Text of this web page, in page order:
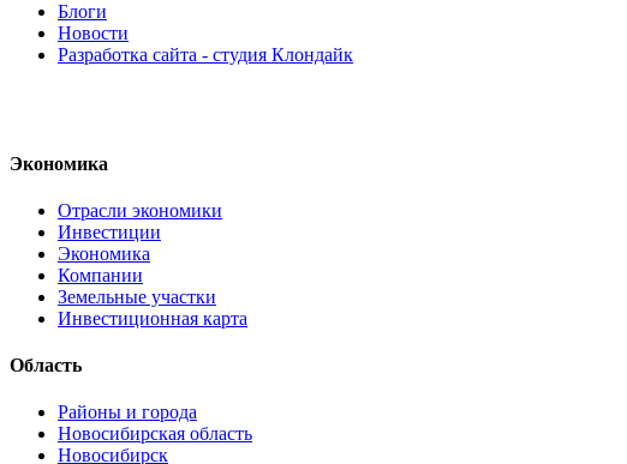
Блоги
Новости
Разработка сайта - студия Клондайк
Экономика
Отрасли экономики
Инвестиции
Экономика
Компании
Земельные участки
Инвестиционная карта
Область
Районы и города
Новосибирская область
Новосибирск